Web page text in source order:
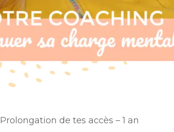
Prolongation de tes accès – 1 an